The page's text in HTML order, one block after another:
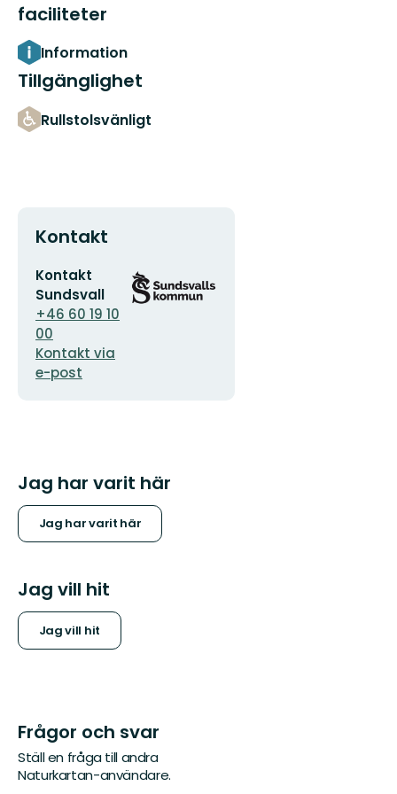
faciliteter
Information
Tillgänglighet
Rullstolsvänligt
Kontakt
E-
postadress
Kontakt
Sundsvall
+46 60 19 10
00
Kontakt via
e-post
Organisationens
logotyp
Jag har varit här
Jag har varit här
Jag vill hit
Jag vill hit
Frågor och svar
Ställ en fråga till andra
Naturkartan-användare.